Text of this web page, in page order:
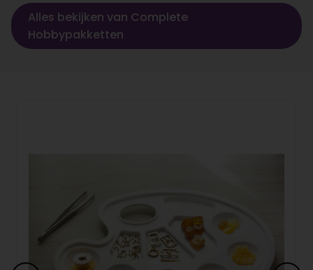
Alles bekijken van Complete
Hobbypakketten